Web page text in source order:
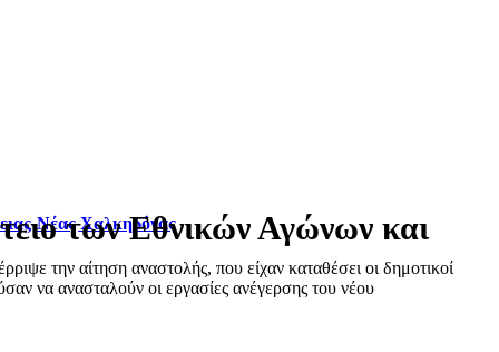
Νέας Χαλκηδόνας
την αίτηση αναστολής, που είχαν καταθέσει οι δημοτικοί
να ανασταλούν οι εργασίες ανέγερσης του νέου
των Εθνικών Αγώνων και